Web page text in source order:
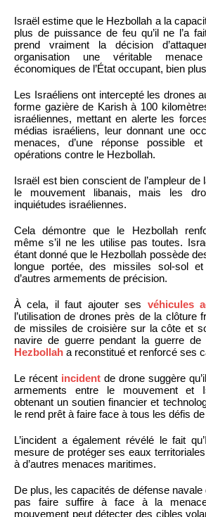
Israël estime que le Hezbollah a la
plus de puissance de feu qu’il ne l’a
prend vraiment la décision
organisation une véritable
économiques de l’État occupant, bien
Les Israéliens ont intercepté les drones
forme gazière de Karish à 100
israéliennes, mettant en alerte les
médias israéliens, leur donnant une
menaces, d’une réponse possible
opérations contre le Hezbollah.
Israël est bien conscient de l’ampleur
le mouvement libanais, mais les
inquiétudes israéliennes.
Cela démontre que le Hezbollah
même s’il ne les utilise pas toutes.
étant donné que le Hezbollah possède
longue portée, des missiles sol-sol
d’autres armements de précision.
À cela, il faut ajouter ses véhicules
l’utilisation de drones près de la clôture
de missiles de croisière sur la côte et
navire de guerre pendant la guerre
Hezbollah a reconstitué et renforcé ses
Le récent incident de drone suggère
armements entre le mouvement et
obtenant un soutien financier et
le rend prêt à faire face à tous les défis de
L’incident a également révélé le fait
mesure de protéger ses eaux
à d’autres menaces maritimes.
De plus, les capacités de défense navale
pas faire suffire à face à la
mouvement peut détecter des cibles